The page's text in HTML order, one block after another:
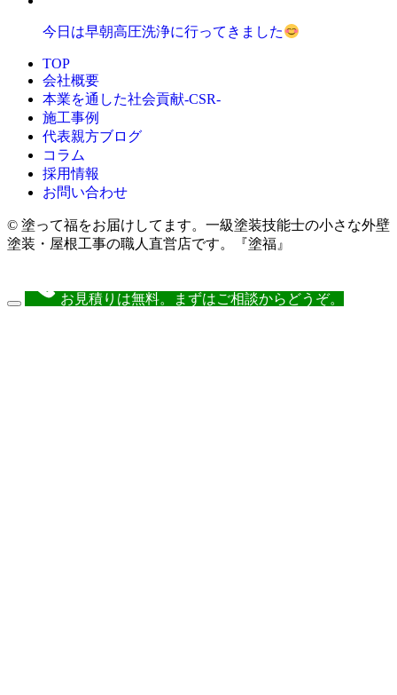
今日は早朝高圧洗浄に行ってきました
TOP
会社概要
本業を通した社会貢献-CSR-
施工事例
代表親方ブログ
コラム
採用情報
お問い合わせ
© 塗って福をお届けしてます。一級塗装技能士の小さな外壁
塗装・屋根工事の職人直営店です。『塗福』
お見積りは無料。まずはご相談からどうぞ。